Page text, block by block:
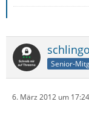
schlingo
Senior-
6. März 2012 um 17:24